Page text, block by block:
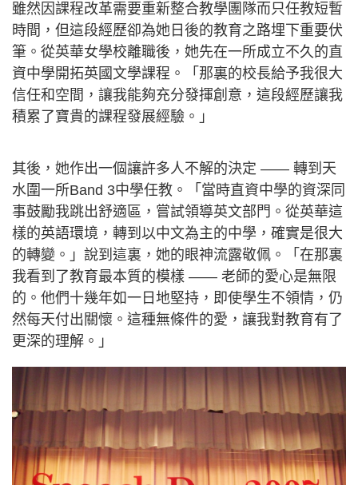
雖然因課程改革需要重新整合教學團隊而只任教短暫
時間，但這段經歷卻為她日後的教育之路埋下重要伏
筆。從英華女學校離職後，她先在一所成立不久的直
資中學開拓英國文學課程。「那裏的校長給予我很大
信任和空間，讓我能夠充分發揮創意，這段經歷讓我
積累了寶貴的課程發展經驗。」
其後，她作出一個讓許多人不解的決定 —— 轉到天
水圍一所Band 3中學任教。「當時直資中學的資深同
事鼓勵我跳出舒適區，嘗試領導英文部門。從英華這
樣的英語環境，轉到以中文為主的中學，確實是很大
的轉變。」說到這裏，她的眼神流露敬佩。「在那裏
我看到了教育最本質的模樣 —— 老師的愛心是無限
的。他們十幾年如一日地堅持，即使學生不領情，仍
然每天付出關懷。這種無條件的愛，讓我對教育有了
更深的理解。」